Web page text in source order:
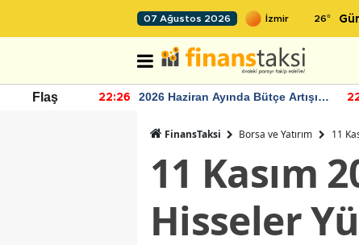
07 Ağustos 2026 26°
Flaş 22:26
2026 Haziran Ayında Bütçe Artışı
FinansTaksi Borsa ve Yatırım 11
11 Kasım
Hisseler